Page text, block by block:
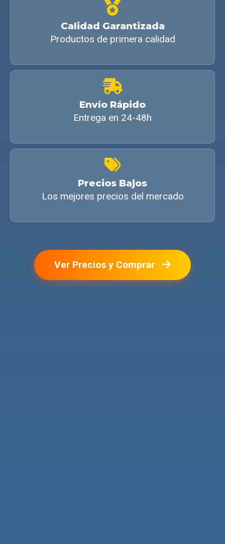
Calidad Garantizada
Productos de primera calidad
Envío Rápido
Entrega en 24-48h
Precios Bajos
Los mejores precios del mercado
Ver Precios y Comprar